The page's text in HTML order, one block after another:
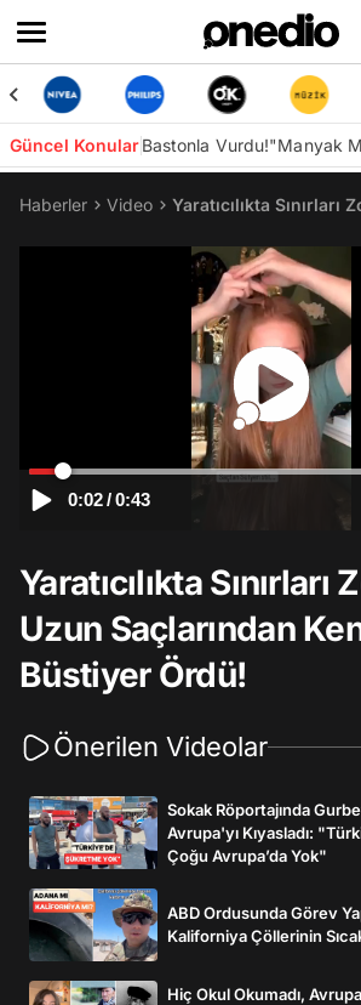
Güncel KonularBastonla Vurdu!"Manyak
Haberler Video Yaratıcılıkta
0:02/0:43
Yaratıcılıkta Sınırları
Uzun Saçlarından
Büstiyer Ördü!
Önerilen Videolar
Sokak Röportajında
Avrupa'yı Kıyasladı:
Çoğu Avrupa’da Yok"
ABD Ordusunda Görev
Kaliforniya Çöllerinin
Hiç Okul Okumadı,